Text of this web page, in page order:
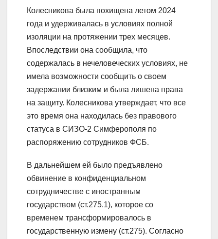
Колесникова была похищена летом 2024
года и удерживалась в условиях полной
изоляции на протяжении трех месяцев.
Впоследствии она сообщила, что
содержалась в нечеловеческих условиях, не
имела возможности сообщить о своем
задержании близким и была лишена права
на защиту. Колесникова утверждает, что все
это время она находилась без правового
статуса в СИЗО-2 Симферополя по
распоряжению сотрудников ФСБ.
В дальнейшем ей было предъявлено
обвинение в конфиденциальном
сотрудничестве с иностранным
государством (ст.275.1), которое со
временем трансформировалось в
государственную измену (ст.275). Согласно